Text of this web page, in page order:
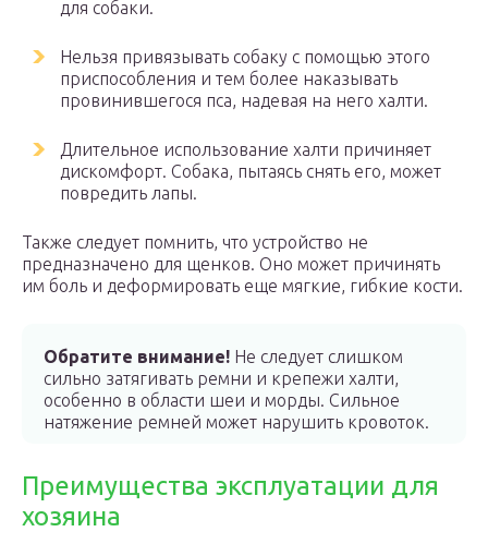
для собаки.
Нельзя привязывать собаку с помощью этого
приспособления и тем более наказывать
провинившегося пса, надевая на него халти.
Длительное использование халти причиняет
дискомфорт. Собака, пытаясь снять его, может
повредить лапы.
Также следует помнить, что устройство не
предназначено для щенков. Оно может причинять
им боль и деформировать еще мягкие, гибкие кости.
Обратите внимание! Не следует слишком
сильно затягивать ремни и крепежи халти,
особенно в области шеи и морды. Сильное
натяжение ремней может нарушить кровоток.
Преимущества эксплуатации для
хозяина